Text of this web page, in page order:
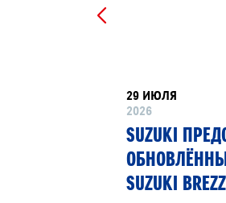
29 ИЮЛЯ
2026
SUZUKI
SUZUKI